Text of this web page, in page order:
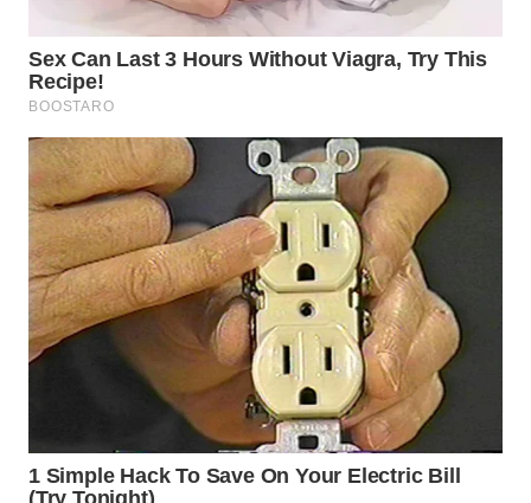
PORTAL
KONSUMEN
FORWAMKI
ALPERKLINAS
FORJASIDA
TAMBANG
NEWS